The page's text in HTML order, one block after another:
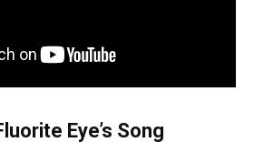
Eye’s Song